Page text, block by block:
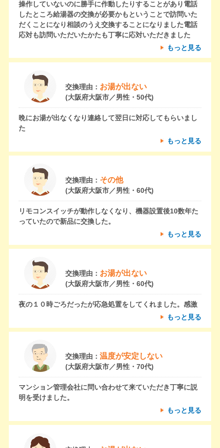
操作していないのに勝手に作動したりすることがあり電話
したところ給湯器の交換が必要かもということで訪問いた
だくことになり相談のうえ交換することになりました電話
応対も訪問いただいたかたも丁寧に応対いただきました
もっと見る
交換理由： お湯が出ない
(大阪府大阪市／男性・50代)
晩にお湯が出なくなり連絡して翌日に対応してもらいまし
た
もっと見る
交換理由： その他
(大阪府大阪市／男性・60代)
リモコンスイッチが動作しなくなり、機器設置後10数年た
っていたので新品に交換した。
もっと見る
交換理由： お湯が出ない
(大阪府大阪市／男性・60代)
夜の１０時ごろだったが応急処置をしてくれました。感激
もっと見る
交換理由： 温度が安定しない
(大阪府大阪市／男性・70代)
マンション管理会社に問い合わせて来ていただき丁寧に説
明を受けました。
もっと見る